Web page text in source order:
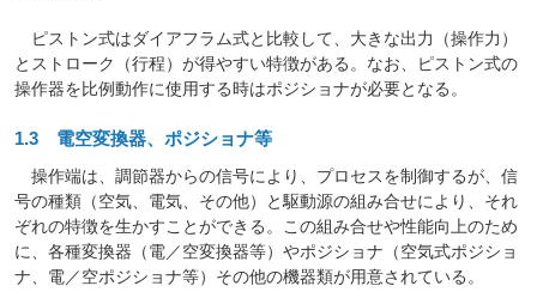
ピストン式はダイアフラム式と比較して、大きな出力（操作力）
とストローク（行程）が得やすい特徴がある。なお、ピストン式の
操作器を比例動作に使用する時はポジショナが必要となる。
1.3 電空変換器、ポジショナ等
操作端は、調節器からの信号により、プロセスを制御するが、信
号の種類（空気、電気、その他）と駆動源の組み合せにより、それ
ぞれの特徴を生かすことができる。この組み合せや性能向上のため
に、各種変換器（電／空変換器等）やポジショナ（空気式ポジショ
ナ、電／空ポジショナ等）その他の機器類が用意されている。